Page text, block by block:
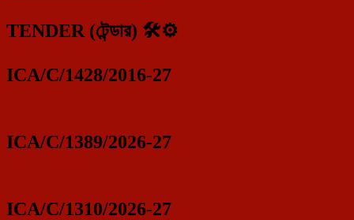
TENDER (টেন্ডার) 🛠️⚙️
ICA/C/1428/2016-27
ICA/C/1389/2026-27
ICA/C/1310/2026-27